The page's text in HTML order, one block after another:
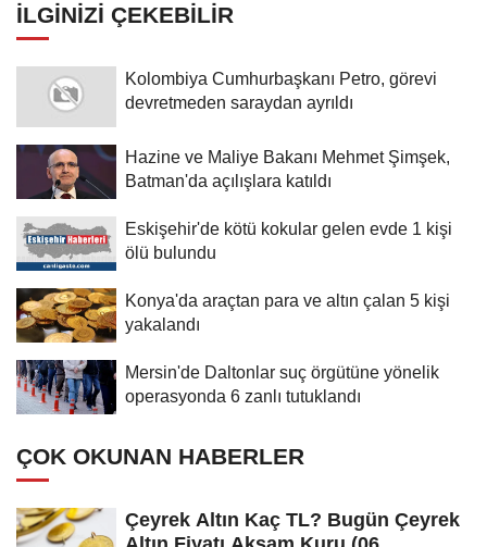
İLGINIZI ÇEKEBILIR
Kolombiya Cumhurbaşkanı Petro, görevi
devretmeden saraydan ayrıldı
Hazine ve Maliye Bakanı Mehmet Şimşek,
Batman'da açılışlara katıldı
Eskişehir'de kötü kokular gelen evde 1 kişi
ölü bulundu
Konya'da araçtan para ve altın çalan 5 kişi
yakalandı
Mersin'de Daltonlar suç örgütüne yönelik
operasyonda 6 zanlı tutuklandı
ÇOK OKUNAN HABERLER
Çeyrek Altın Kaç TL? Bugün Çeyrek